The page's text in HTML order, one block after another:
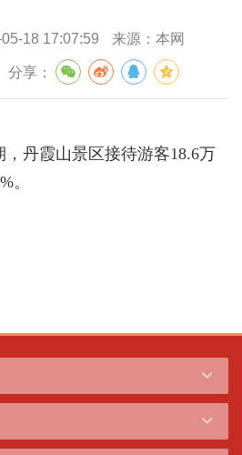
18 17:07:59 来源： 本网
分享：
，丹霞山景区接待游客18.6万
。